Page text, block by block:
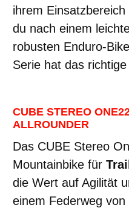
ihrem
du nach einem
robusten Enduro-
Serie hat das
CUBE STEREO
ALLROUNDER
Das CUBE Stereo
Mountainbike für
die Wert auf Agilität
einem Federweg